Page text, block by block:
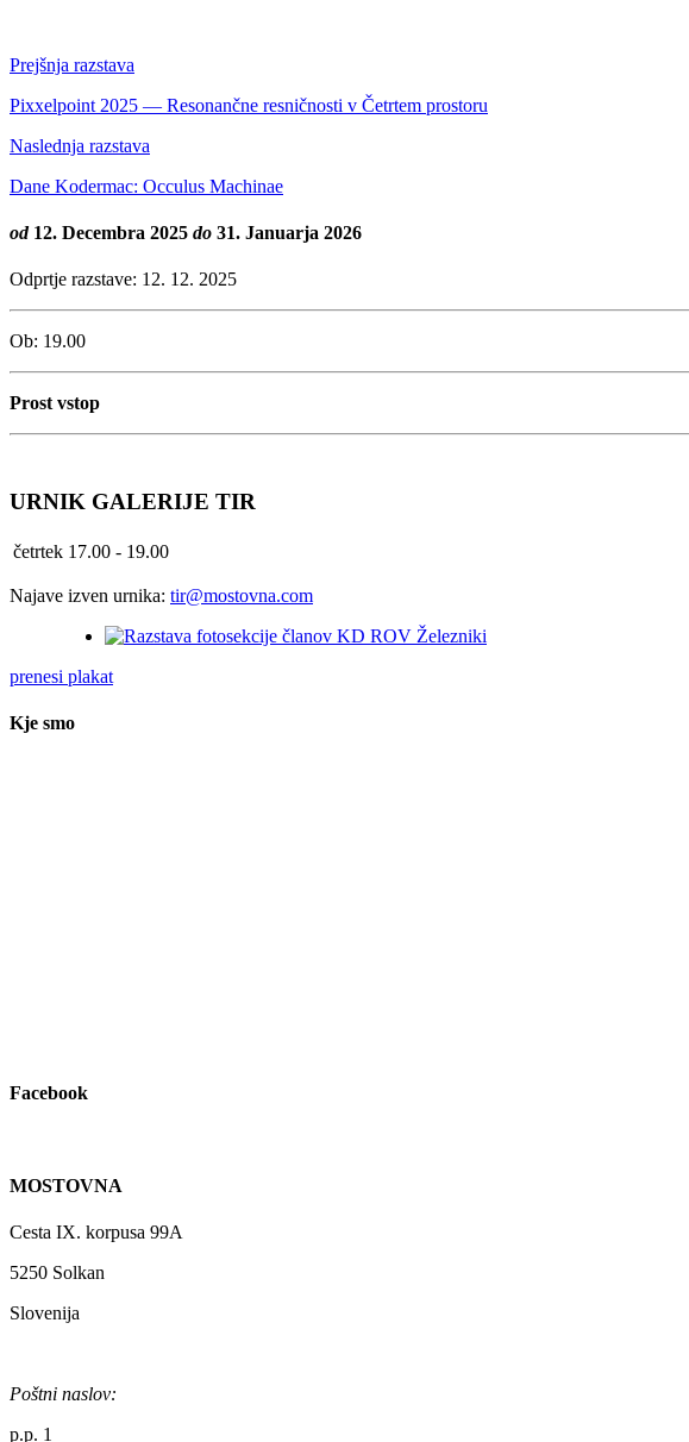
Prejšnja razstava
Pixxelpoint 2025 — Resonančne resničnosti v Četrtem prostoru
Naslednja razstava
Dane Kodermac: Occulus Machinae
od 12. Decembra 2025 do 31. Januarja 2026
Odprtje razstave: 12. 12. 2025
Ob: 19.00
Prost vstop
URNIK GALERIJE TIR
četrtek 17.00 - 19.00
Najave izven urnika: tir@mostovna.com
prenesi plakat
Kje smo
Facebook
MOSTOVNA
Cesta IX. korpusa 99A
5250 Solkan
Slovenija
Poštni naslov:
p.p. 1